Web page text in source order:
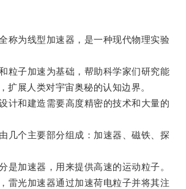
为线型加速器，是一种现代物理实验
子加速为基础，帮助科学家们研究能
扩展人类对宇宙奥秘的认知边界。
和建造需要高度精密的技术和大量的
个主要部分组成：加速器、磁铁、探
加速器，用来提供高速的运动粒子。
光加速器通过加速荷电粒子并将其注